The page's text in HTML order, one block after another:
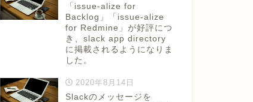
「issue-alize for
Backlog」「issue-alize
for Redmine」が好評につ
き、slack app directory
に掲載されるようになりま
した。
2020年8月14日
Slackのメッセージを